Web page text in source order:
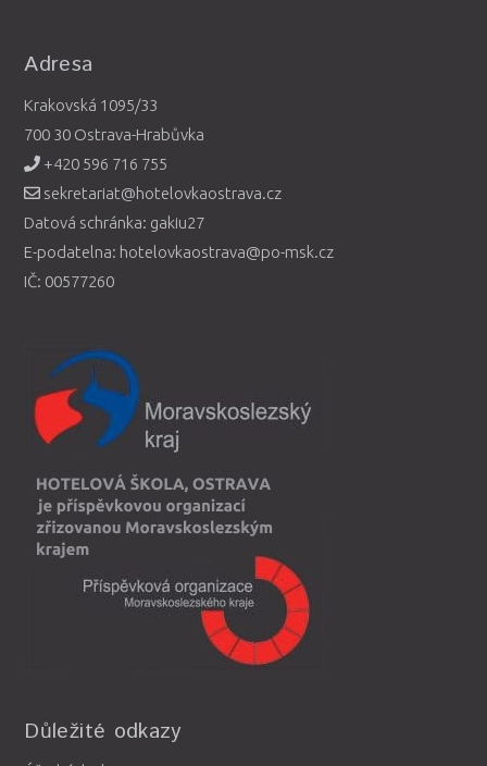
Adresa
Krakovská 1095/33
700 30 Ostrava-Hrabůvka
+420 596 716 755
sekretariat@hotelovkaostrava.cz
Datová schránka: gakiu27
E-podatelna: hotelovkaostrava@po-msk.cz
IČ: 00577260
Důležité odkazy